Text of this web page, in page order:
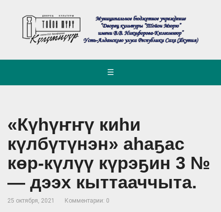
☰
«Күһүҥҥү киһи
күлбүтүнэн» аһаҕас
көр-күлүү күрэҕин 3 №
— дээх кыттааччыта.
25 октября, 2021 Комментарии: 0